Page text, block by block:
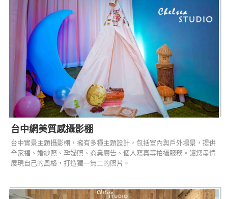
台中網美質感攝影棚
台中實景主題攝影棚，擁有多種主題設計，包括室內與戶外場景，提供
全家福、婚紗照、孕婦照、商業廣告、個人寫真等拍攝服務。讓您盡情
展現自己的風格，打造獨一無二的照片。